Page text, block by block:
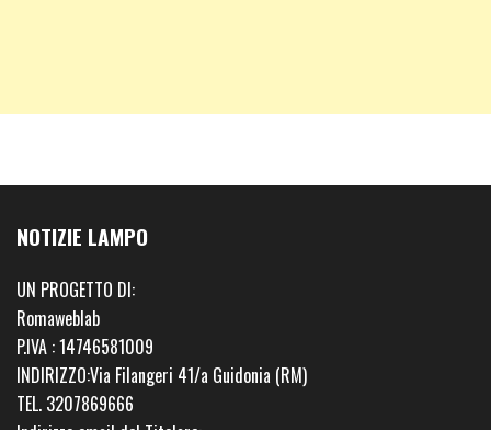
NOTIZIE LAMPO
UN PROGETTO DI:
Romaweblab
P.IVA : 14746581009
INDIRIZZO:Via Filangeri 41/a Guidonia (RM)
TEL. 3207869666